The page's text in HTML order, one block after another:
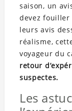
saison, un
devez fouiller
leurs avis
réalisme,
voyageur du
retour
suspectes.
Les